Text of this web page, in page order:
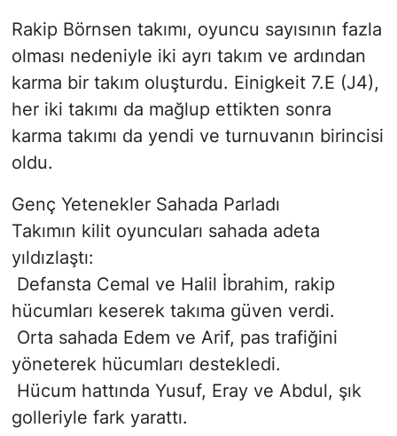
Rakip Börnsen takımı, oyuncu sayısının fazla
olması nedeniyle iki ayrı takım ve ardından
karma bir takım oluşturdu. Einigkeit 7.E (J4),
her iki takımı da mağlup ettikten sonra
karma takımı da yendi ve turnuvanın birincisi
oldu.
Genç Yetenekler Sahada Parladı
Takımın kilit oyuncuları sahada adeta
yıldızlaştı:
Defansta Cemal ve Halil İbrahim, rakip
hücumları keserek takıma güven verdi.
Orta sahada Edem ve Arif, pas trafiğini
yöneterek hücumları destekledi.
Hücum hattında Yusuf, Eray ve Abdul, şık
golleriyle fark yarattı.